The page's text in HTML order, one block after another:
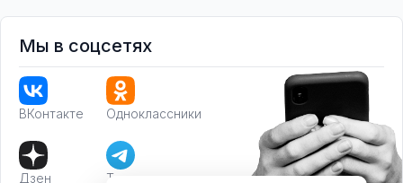
Мы в соцсетях
ВКонтакте Одноклассники
Дзен Телеграм